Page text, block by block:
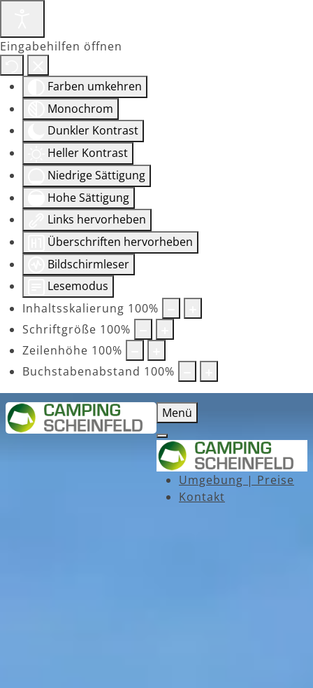
Eingabehilfen öffnen
Farben umkehren
Monochrom
Dunkler Kontrast
Heller Kontrast
Niedrige Sättigung
Hohe Sättigung
Links hervorheben
Überschriften hervorheben
Bildschirmleser
Lesemodus
Inhaltsskalierung 100%
Schriftgröße 100%
Zeilenhöhe 100%
Buchstabenabstand 100%
Menü
Umgebung | Preise
Kontakt